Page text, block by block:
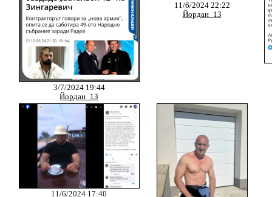
3/7/2024 19:44
Йордан_13
11/6/2024 22:22
Йордан_13
11/6/2024 17:40